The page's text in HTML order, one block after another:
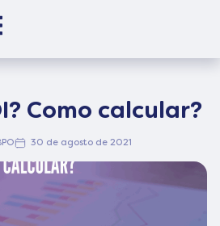
Como calcular?
30 de agosto de 2021